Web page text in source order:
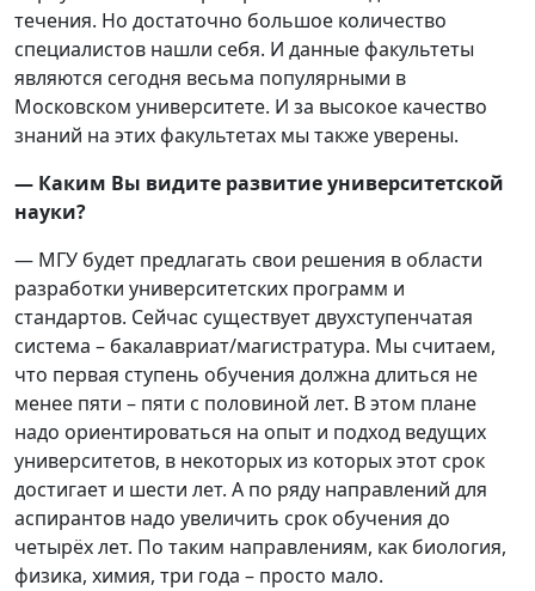
течения. Но достаточно большое количество
специалистов нашли себя. И данные факультеты
являются сегодня весьма популярными в
Московском университете. И за высокое качество
знаний на этих факультетах мы также уверены.
— Каким Вы видите развитие университетской
науки?
— МГУ будет предлагать свои решения в области
разработки университетских программ и
стандартов. Сейчас существует двухступенчатая
система – бакалавриат/магистратура. Мы считаем,
что первая ступень обучения должна длиться не
менее пяти – пяти с половиной лет. В этом плане
надо ориентироваться на опыт и подход ведущих
университетов, в некоторых из которых этот срок
достигает и шести лет. А по ряду направлений для
аспирантов надо увеличить срок обучения до
четырёх лет. По таким направлениям, как биология,
физика, химия, три года – просто мало.